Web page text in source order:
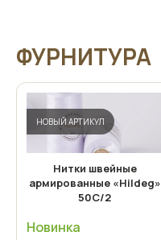
ФУРНИТУРА
НОВЫЙ АРТИКУЛ
Нитки швейные
армированные «Hildeg»
50С/2
Новинка